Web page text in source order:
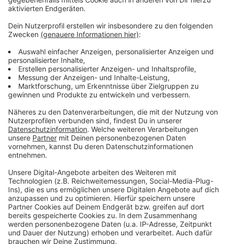
Anzeige
Herrenstrunden, Sand, Heidkamp und Bensberg.
Durch die geänderte Streckenführung braucht die
Stadt Bergisch Gladbach in diesem Jahr noch mehr
ehrenamtliche Helferinnen und Helfer und sucht
aktuell Interessierte. Für die Unterstützung zahlt die
Stadt 25 Euro und es gibt mehrere Goodies.
Interessierte können sich bei der Sportverwaltung
unter der 02202/14-2550 melden.
Anzeige
Anzeige